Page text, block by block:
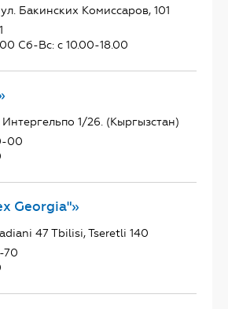
Бакинских Комиссаров, 101
Сб-Вс: с 10.00-18.00
1/26. (Кыргызстан)
00
Georgia"»
47 Tbilisi, Tseretli 140
70